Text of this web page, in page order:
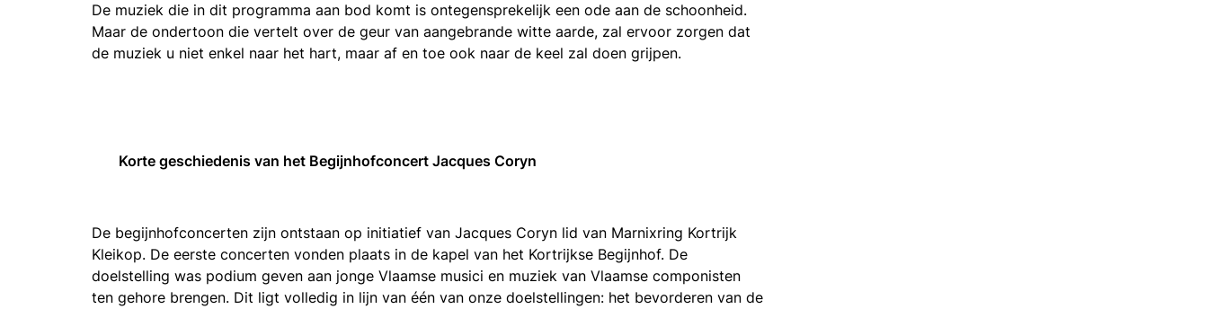
De muziek die in dit programma aan bod komt is ontegensprekelijk een ode aan de schoonheid.
Maar de ondertoon die vertelt over de geur van aangebrande witte aarde, zal ervoor zorgen dat
de muziek u niet enkel naar het hart, maar af en toe ook naar de keel zal doen grijpen.
Korte geschiedenis van het Begijnhofconcert Jacques Coryn
De begijnhofconcerten zijn ontstaan op initiatief van Jacques Coryn lid van Marnixring Kortrijk
Kleikop. De eerste concerten vonden plaats in de kapel van het Kortrijkse Begijnhof. De
doelstelling was podium geven aan jonge Vlaamse musici en muziek van Vlaamse componisten
ten gehore brengen. Dit ligt volledig in lijn van één van onze doelstellingen: het bevorderen van de